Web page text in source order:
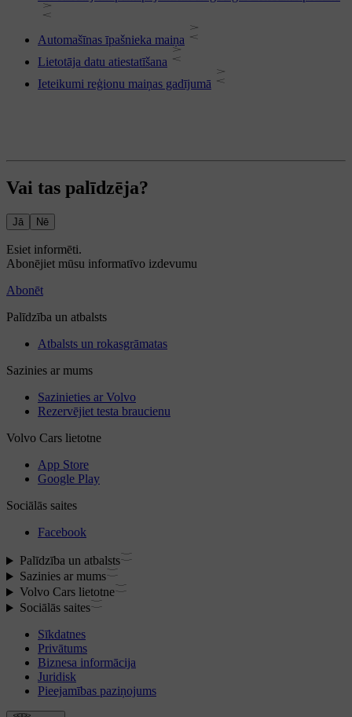
Automašīnas īpašnieka maiņa
Lietotāja datu atiestatīšana
Ieteikumi reģionu maiņas gadījumā
Vai tas palīdzēja?
Jā Nē